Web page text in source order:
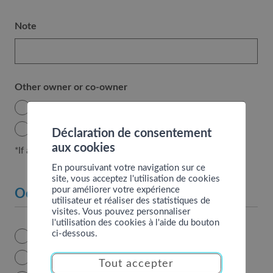
Note
Other owner or co-owner
*If additional owner(s)
Occupation in 2024
occupation
Accomodation occupied personally
Tourist rental
Déclaration de consentement
aux cookies
En poursuivant votre navigation sur ce
site, vous acceptez l'utilisation de cookies
pour améliorer votre expérience
utilisateur et réaliser des statistiques de
visites. Vous pouvez personnaliser
l'utilisation des cookies à l'aide du bouton
ci-dessous.
Tout accepter